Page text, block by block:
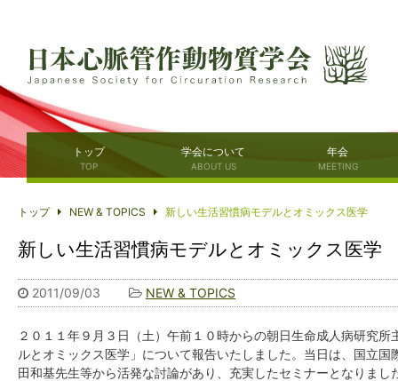
トップ
TOP
学会について
ABOUT US
年会
MEETING
トップ NEW & TOPICS 新しい生活習慣病モデルとオミックス医学
新しい生活習慣病モデルとオミックス医学
2011/09/03 NEW & TOPICS
２０１１年９月３日（土）午前１０時からの朝日生命成人病研究
ルとオミックス医学」について報告いたしました。当日は、国立
田和基先生等から活発な討論があり、充実したセミナーとなりまし